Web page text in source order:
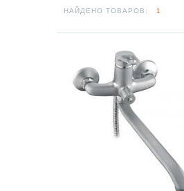
НАЙДЕНО ТОВАРОВ: 1